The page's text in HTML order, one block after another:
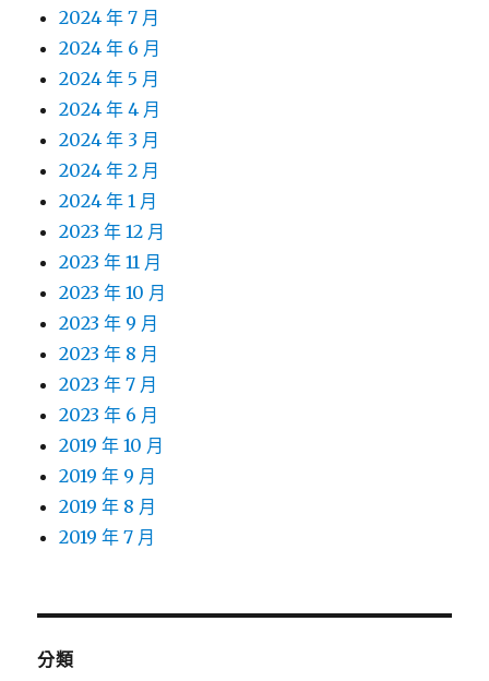
2024 年 7 月
2024 年 6 月
2024 年 5 月
2024 年 4 月
2024 年 3 月
2024 年 2 月
2024 年 1 月
2023 年 12 月
2023 年 11 月
2023 年 10 月
2023 年 9 月
2023 年 8 月
2023 年 7 月
2023 年 6 月
2019 年 10 月
2019 年 9 月
2019 年 8 月
2019 年 7 月
分類